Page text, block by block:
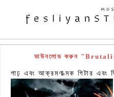
ডাউনলোড করুন
গাঢ় এবং আক্রমণাত্মক গিটার এবং